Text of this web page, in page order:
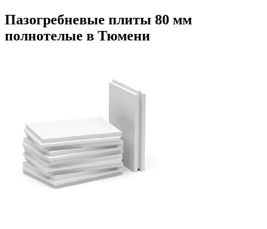
Пазогребневые плиты 80 мм
полнотелые в Тюмени